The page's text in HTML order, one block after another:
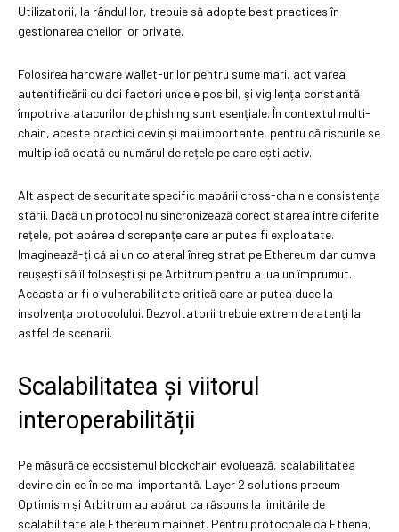
Utilizatorii, la rândul lor, trebuie să adopte best practices în
gestionarea cheilor lor private.
Folosirea hardware wallet-urilor pentru sume mari, activarea
autentificării cu doi factori unde e posibil, și vigilența constantă
împotriva atacurilor de phishing sunt esențiale. În contextul multi-
chain, aceste practici devin și mai importante, pentru că riscurile se
multiplică odată cu numărul de rețele pe care ești activ.
Alt aspect de securitate specific mapării cross-chain e consistența
stării. Dacă un protocol nu sincronizează corect starea între diferite
rețele, pot apărea discrepanțe care ar putea fi exploatate.
Imaginează-ți că ai un colateral înregistrat pe Ethereum dar cumva
reușești să îl folosești și pe Arbitrum pentru a lua un împrumut.
Aceasta ar fi o vulnerabilitate critică care ar putea duce la
insolvența protocolului. Dezvoltatorii trebuie extrem de atenți la
astfel de scenarii.
Scalabilitatea și viitorul
interoperabilității
Pe măsură ce ecosistemul blockchain evoluează, scalabilitatea
devine din ce în ce mai importantă. Layer 2 solutions precum
Optimism și Arbitrum au apărut ca răspuns la limitările de
scalabilitate ale Ethereum mainnet. Pentru protocoale ca Ethena,